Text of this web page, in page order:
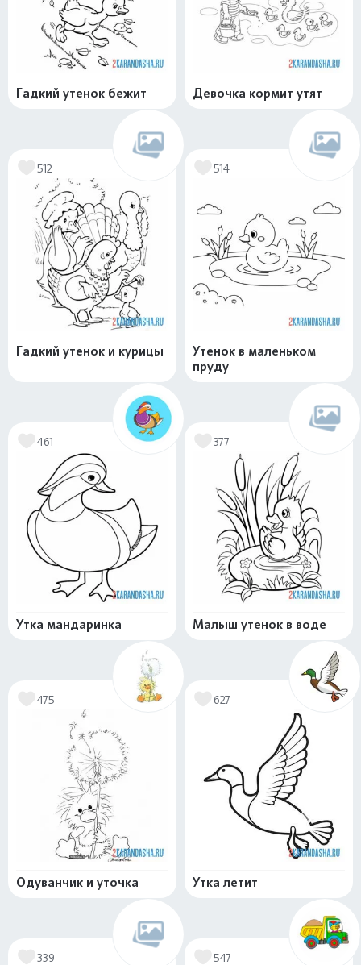
Гадкий утенок бежит Девочка кормит утят
512
Гадкий утенок и курицы
514
Утенок в маленьком
пруду
461
Утка мандаринка
377
Малыш утенок в воде
475
Одуванчик и уточка
627
Утка летит
339 547